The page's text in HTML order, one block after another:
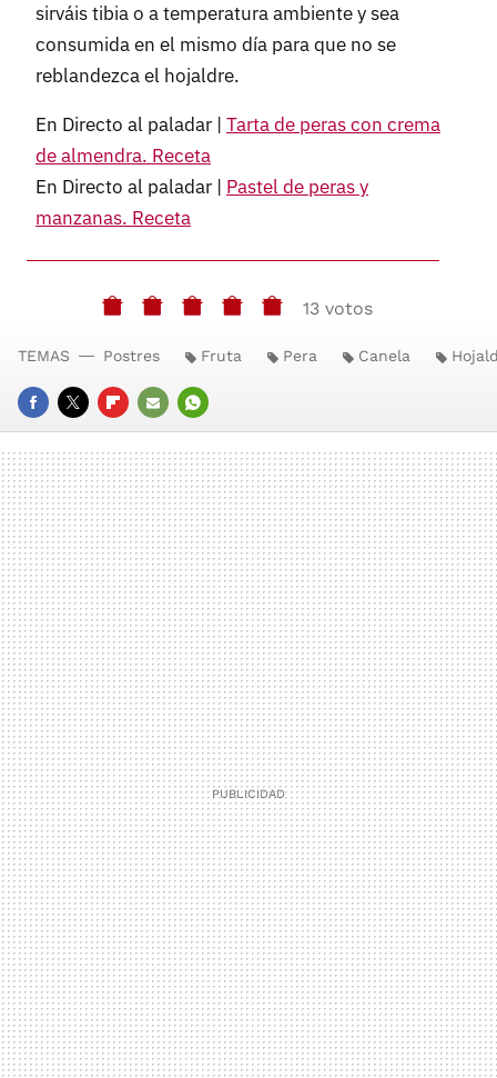
sirváis tibia o a temperatura ambiente y sea
consumida en el mismo día para que no se
reblandezca el hojaldre.
En Directo al paladar | Tarta de peras con crema
de almendra. Receta
En Directo al paladar | Pastel de peras y
manzanas. Receta
13 votos
FACEBOOK
TWITTERFLIPBOARD
E-
MAIL
WHATSAPP
TEMAS Postres Fruta Pera Canela